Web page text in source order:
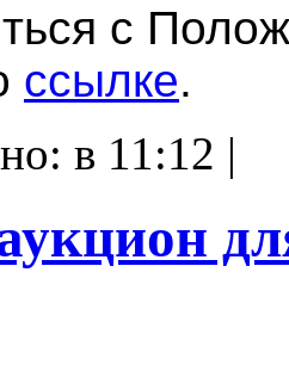
с
ссылке.
в 11:12 |